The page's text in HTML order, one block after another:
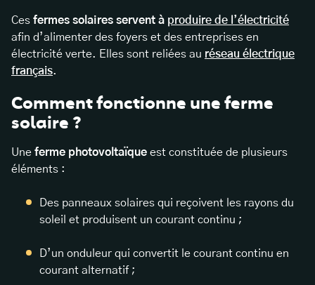
Ces fermes solaires servent à produire de l’électricité
afin d’alimenter des foyers et des entreprises en
électricité verte. Elles sont reliées au réseau électrique
français.
Comment fonctionne une ferme
solaire ?
Une ferme photovoltaïque est constituée de plusieurs
éléments :
Des panneaux solaires qui reçoivent les rayons du
soleil et produisent un courant continu ;
D’un onduleur qui convertit le courant continu en
courant alternatif ;